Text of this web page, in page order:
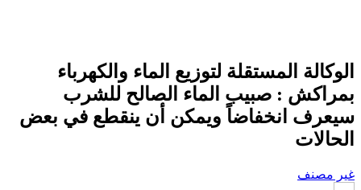
الوكالة المستقلة لتوزيع الماء والكهرباء
بمراكش : صبيب الماء الصالح للشرب
سيعرف انخفاضاً ويمكن أن ينقطع في بعض
الحالات
غير مصنف